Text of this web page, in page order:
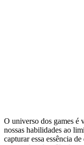
O universo dos games é
nossas habilidades ao
capturar essa essência